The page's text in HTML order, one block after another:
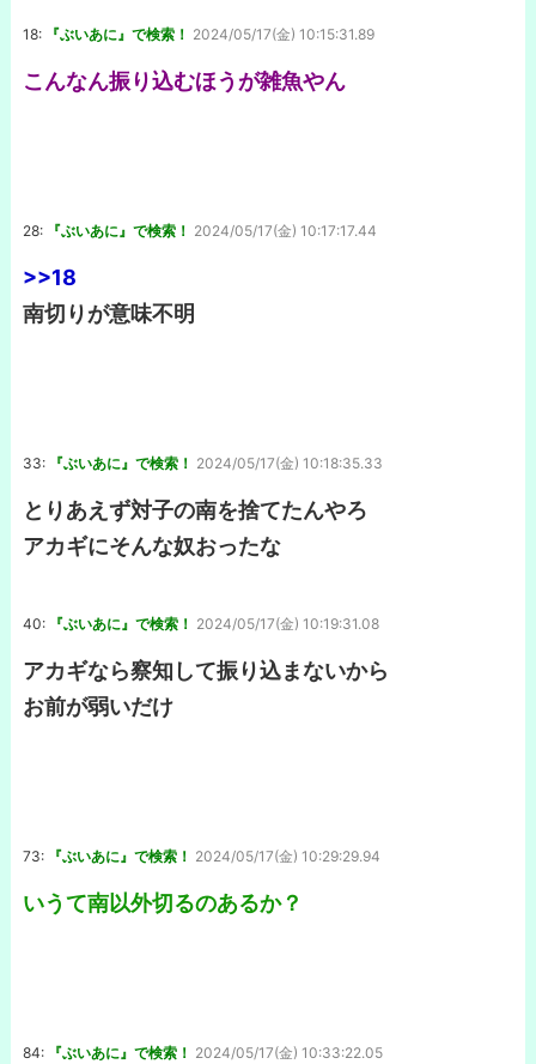
18: 『ぶいあに』で検索！ 2024/05/17(金) 10:15:31.89
こんなん振り込むほうが雑魚やん
28: 『ぶいあに』で検索！ 2024/05/17(金) 10:17:17.44
>>18
南切りが意味不明
33: 『ぶいあに』で検索！ 2024/05/17(金) 10:18:35.33
とりあえず対子の南を捨てたんやろ
アカギにそんな奴おったな
40: 『ぶいあに』で検索！ 2024/05/17(金) 10:19:31.08
アカギなら察知して振り込まないから
お前が弱いだけ
73: 『ぶいあに』で検索！ 2024/05/17(金) 10:29:29.94
いうて南以外切るのあるか？
84: 『ぶいあに』で検索！ 2024/05/17(金) 10:33:22.05